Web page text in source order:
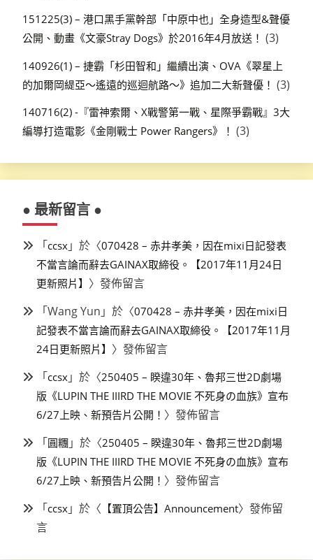
151225(3) – 港口黑手黨幹部「中原中也」全身造型&聲優
公開、動畫《文豪Stray Dogs》於2016年4月放送！ (3)
140926(1) – 捷霸「杉田智和」繼續出演、OVA《翠星上
的加爾岡緹亞～遙遠的巡迴航路～》追加二大新聲優！ (3)
140716(2) -『雷神索爾、X戰警第一戰、星際爭霸戰』3大
編導打造電影《金剛戰士 Power Rangers》！ (3)
● 最新留言 ●
「ccsx 」於〈070428 – 赤井孝美，因在mixi日記發表
不當言論而辭去GAINAX取締役。【2017年11月24日
更新照片】 〉發佈留言
「Wang Yun 」於〈070428 – 赤井孝美，因在mixi日
記發表不當言論而辭去GAINAX取締役。【2017年11月
24日更新照片】 〉發佈留言
「ccsx 」於〈250405 – 睽違30年、魯邦三世2D劇場
版《LUPIN THE IIIRD THE MOVIE 不死身の血族》宣布
6/27上映、新預告片公開！ 〉發佈留言
「圓糰 」於〈250405 – 睽違30年、魯邦三世2D劇場
版《LUPIN THE IIIRD THE MOVIE 不死身の血族》宣布
6/27上映、新預告片公開！ 〉發佈留言
「ccsx 」於〈 【置頂公告】Announcement〉發佈留
言